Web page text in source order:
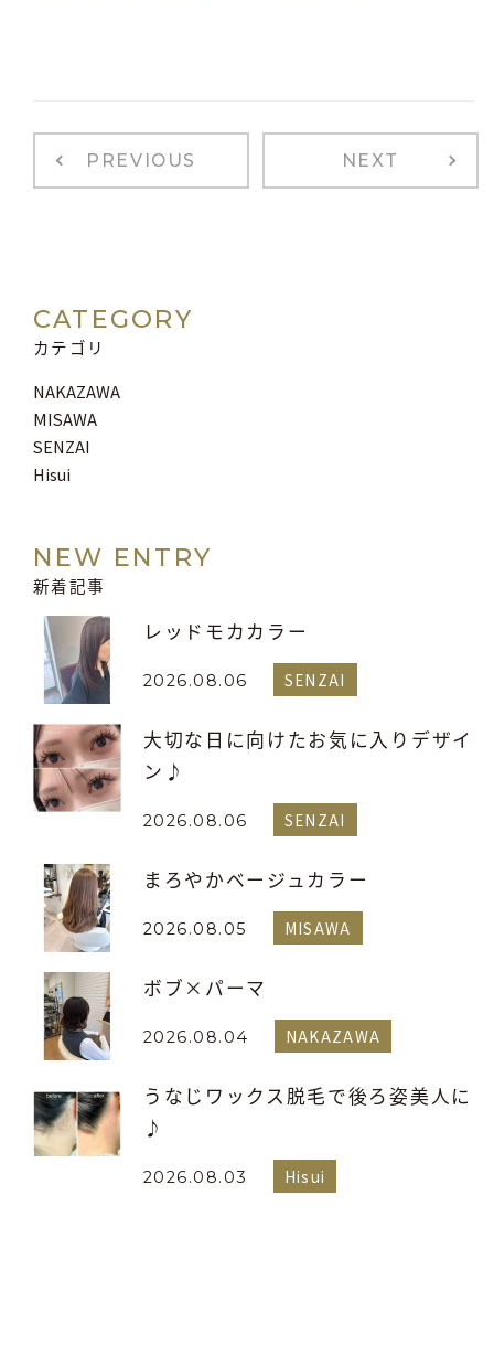
PREVIOUS NEXT
CATEGORY
カテゴリ
NAKAZAWA
MISAWA
SENZAI
Hisui
NEW ENTRY
新着記事
レッドモカカラー
2026.08.06 SENZAI
大切な日に向けたお気に入りデザイ
ン♪
2026.08.06 SENZAI
まろやかベージュカラー
2026.08.05 MISAWA
ボブ×パーマ
2026.08.04 NAKAZAWA
うなじワックス脱毛で後ろ姿美人に
♪
2026.08.03 Hisui